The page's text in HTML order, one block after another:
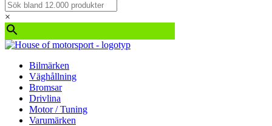
×
Bilmärken
Väghållning
Bromsar
Drivlina
Motor / Tuning
Varumärken